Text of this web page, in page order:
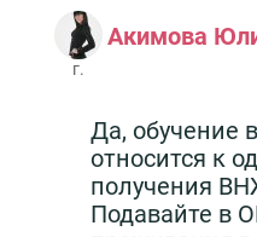
Акимова
г.
Да, обучение
относится к
получения
Подавайте в